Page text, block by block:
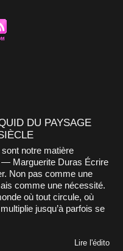
DU PAYSAGE
notre matière
— Marguerite Duras Écrire
Non pas comme une
comme une nécessité.
où tout circule, où
jusqu’à parfois se
Lire l'édito